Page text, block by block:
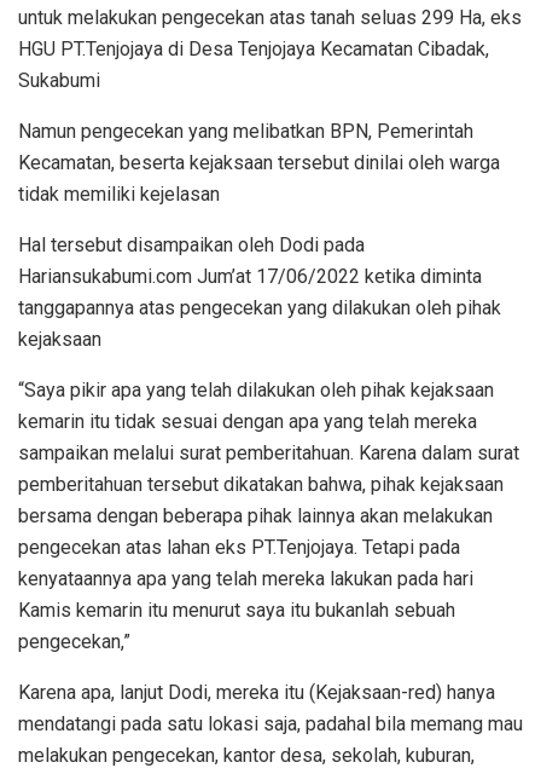
untuk melakukan pengecekan atas tanah seluas 299 Ha, eks
HGU PT.Tenjojaya di Desa Tenjojaya Kecamatan Cibadak,
Sukabumi
Namun pengecekan yang melibatkan BPN, Pemerintah
Kecamatan, beserta kejaksaan tersebut dinilai oleh warga
tidak memiliki kejelasan
Hal tersebut disampaikan oleh Dodi pada
Hariansukabumi.com Jum’at 17/06/2022 ketika diminta
tanggapannya atas pengecekan yang dilakukan oleh pihak
kejaksaan
“Saya pikir apa yang telah dilakukan oleh pihak kejaksaan
kemarin itu tidak sesuai dengan apa yang telah mereka
sampaikan melalui surat pemberitahuan. Karena dalam surat
pemberitahuan tersebut dikatakan bahwa, pihak kejaksaan
bersama dengan beberapa pihak lainnya akan melakukan
pengecekan atas lahan eks PT.Tenjojaya. Tetapi pada
kenyataannya apa yang telah mereka lakukan pada hari
Kamis kemarin itu menurut saya itu bukanlah sebuah
pengecekan,”
Karena apa, lanjut Dodi, mereka itu (Kejaksaan-red) hanya
mendatangi pada satu lokasi saja, padahal bila memang mau
melakukan pengecekan, kantor desa, sekolah, kuburan,